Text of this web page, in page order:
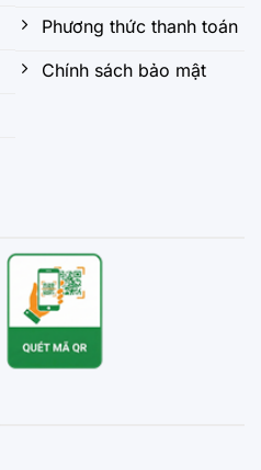
Phương thức thanh toán
Chính sách bảo mật